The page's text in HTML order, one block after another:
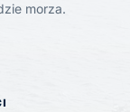
morza.